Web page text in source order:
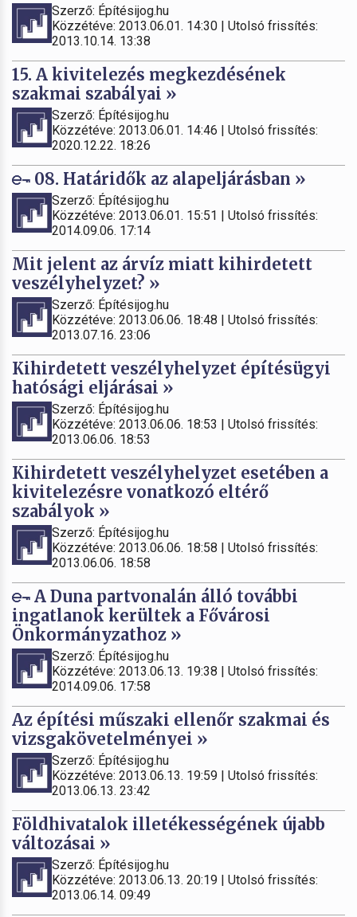
Szerző: Építésijog.hu
Közzétéve: 2013.06.01. 14:30 | Utolsó frissítés:
2013.10.14. 13:38
15. A kivitelezés megkezdésének
szakmai szabályai »
Szerző: Építésijog.hu
Közzétéve: 2013.06.01. 14:46 | Utolsó frissítés:
2020.12.22. 18:26
08. Határidők az alapeljárásban »
Szerző: Építésijog.hu
Közzétéve: 2013.06.01. 15:51 | Utolsó frissítés:
2014.09.06. 17:14
Mit jelent az árvíz miatt kihirdetett
veszélyhelyzet? »
Szerző: Építésijog.hu
Közzétéve: 2013.06.06. 18:48 | Utolsó frissítés:
2013.07.16. 23:06
Kihirdetett veszélyhelyzet építésügyi
hatósági eljárásai »
Szerző: Építésijog.hu
Közzétéve: 2013.06.06. 18:53 | Utolsó frissítés:
2013.06.06. 18:53
Kihirdetett veszélyhelyzet esetében a
kivitelezésre vonatkozó eltérő
szabályok »
Szerző: Építésijog.hu
Közzétéve: 2013.06.06. 18:58 | Utolsó frissítés:
2013.06.06. 18:58
A Duna partvonalán álló további
ingatlanok kerültek a Fővárosi
Önkormányzathoz »
Szerző: Építésijog.hu
Közzétéve: 2013.06.13. 19:38 | Utolsó frissítés:
2014.09.06. 17:58
Az építési műszaki ellenőr szakmai és
vizsgakövetelményei »
Szerző: Építésijog.hu
Közzétéve: 2013.06.13. 19:59 | Utolsó frissítés:
2013.06.13. 23:42
Földhivatalok illetékességének újabb
változásai »
Szerző: Építésijog.hu
Közzétéve: 2013.06.13. 20:19 | Utolsó frissítés:
2013.06.14. 09:49